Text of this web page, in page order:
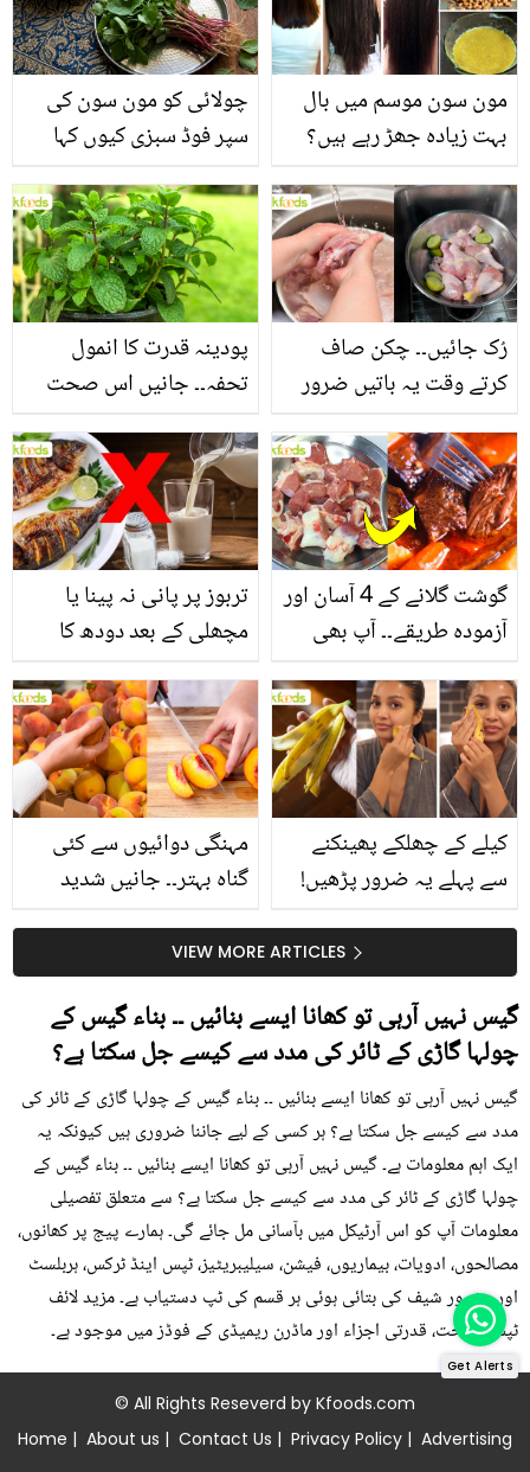
چولائی کو مون سون کی
سپر فوڈ سبزی کیوں کہا
منرلز اور اینٹی آکسیڈنٹس
سے بھرپور اس سبزی کے
فائدے
مون سون موسم میں بال
بہت زیادہ جھڑ رہے ہیں؟
بنانے کے چند قدرتی طریقے
پودینہ قدرت کا انمول
تحفہ۔۔ جانیں اس صحت
انگیز طبی فوائد
رُک جائیں۔۔ چکن صاف
کرتے وقت یہ باتیں ضرور
تربوز پر پانی نہ پینا یا
مچھلی کے بعد دودھ کا
سے متعلق غلط فہمیوں کی
حقیقت کیا ہے اور افواہ
کیا؟
گوشت گلانے کے 4 آسان اور
آزمودہ طریقے۔۔ آپ بھی
بتائے راز
مہنگی دوائیوں سے کئی
گناہ بہتر۔۔ جانیں شدید
کیوں کھانا چاہیے؟
کیلے کے چھلکے پھینکنے
سے پہلے یہ ضرور پڑھیں!
سستا اور قدرتی حلVIEW MORE ARTICLES
گیس نہیں آرہی تو کھانا ایسے بنائیں ۔۔ بناء گیس کے
چولہا گاڑی کے ٹائر کی مدد سے کیسے جل سکتا ہے؟
گیس نہیں آرہی تو کھانا ایسے بنائیں ۔۔ بناء گیس کے چولہا گاڑی کے ٹائر کی
مدد سے کیسے جل سکتا ہے؟ ہر کسی کے لیے جاننا ضروری ہیں کیونکہ یہ
ایک اہم معلومات ہے۔ گیس نہیں آرہی تو کھانا ایسے بنائیں ۔۔ بناء گیس کے
چولہا گاڑی کے ٹائر کی مدد سے کیسے جل سکتا ہے؟ سے متعلق تفصیلی
معلومات آپ کو اس آرٹیکل میں بآسانی مل جائے گی۔ ہمارے پیج پر کھانوں،
مصالحوں، ادویات، بیماریوں، فیشن، سیلیبریٹیز، ٹپس اینڈ ٹرکس، ہربلسٹ
اور مشہور شیف کی بتائی ہوئی ہر قسم کی ٹپ دستیاب ہے۔ مزید لائف
ٹپس، صحت، قدرتی اجزاء اور ماڈرن ریمیڈی کے فوڈز میں موجود ہے۔
© All Rights Reseverd by Kfoods.com
Home | About us | Contact Us | Privacy Policy | Advertising
Get Alerts